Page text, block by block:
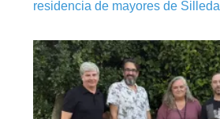
residencia de mayores de Silleda